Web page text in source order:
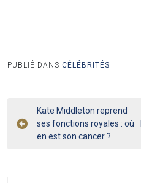
PUBLIÉ DANS CÉLÉBRITÉS
Navigation
de
Kate Middleton reprend
ses fonctions royales : où
en est son cancer ?